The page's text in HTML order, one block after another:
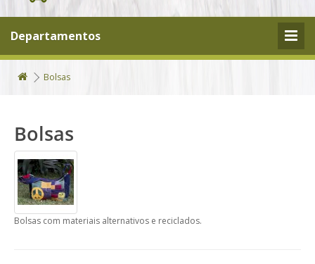
Departamentos
Bolsas
Bolsas
Bolsas com materiais alternativos e reciclados.